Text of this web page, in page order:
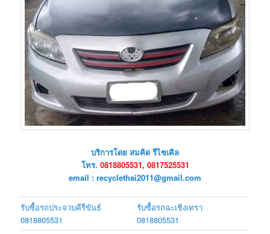
บริการโดย สมคิด รีไซเคิล
โทร. 0818805531, 0817525531
email : recyclethai2011@gmail.com
รับซื้อรถประจวบคีรีขันธ์
0818805531
รับซื้อรถฉะเชิงเทรา
0818805531